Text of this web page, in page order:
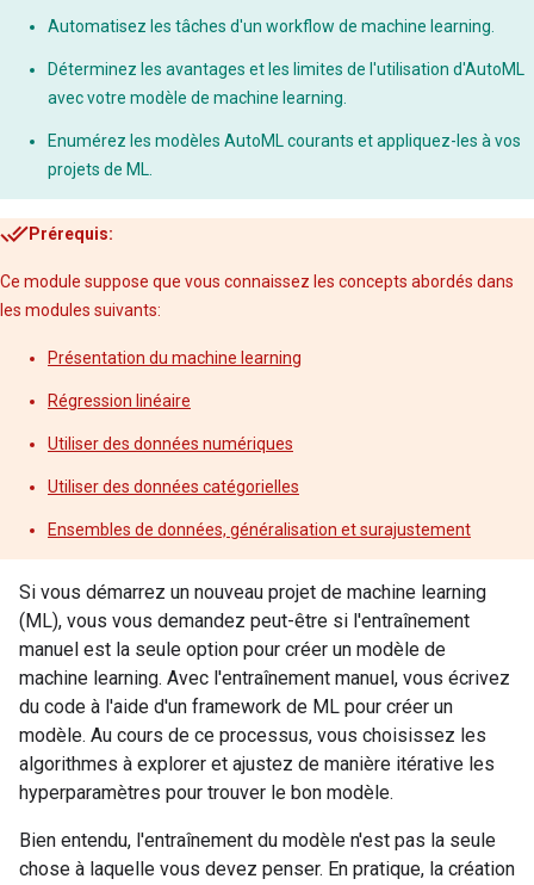
Automatisez les tâches d'un workflow de machine learning.
Déterminez les avantages et les limites de l'utilisation d'AutoML
avec votre modèle de machine learning.
Enumérez les modèles AutoML courants et appliquez-les à vos
projets de ML.
Prérequis:
Ce module suppose que vous connaissez les concepts abordés dans
les modules suivants:
Présentation du machine learning
Régression linéaire
Utiliser des données numériques
Utiliser des données catégorielles
Ensembles de données, généralisation et surajustement
Si vous démarrez un nouveau projet de machine learning
(ML), vous vous demandez peut-être si l'entraînement
manuel est la seule option pour créer un modèle de
machine learning. Avec l'entraînement manuel, vous écrivez
du code à l'aide d'un framework de ML pour créer un
modèle. Au cours de ce processus, vous choisissez les
algorithmes à explorer et ajustez de manière itérative les
hyperparamètres pour trouver le bon modèle.
Bien entendu, l'entraînement du modèle n'est pas la seule
chose à laquelle vous devez penser. En pratique, la création